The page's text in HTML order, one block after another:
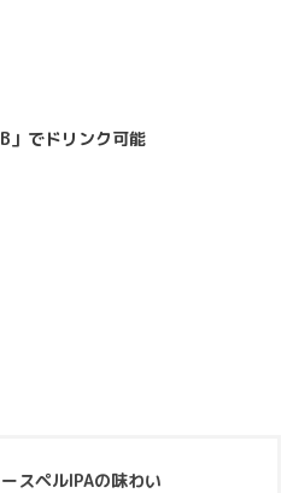
ドリンク可能
スペルIPAの味わい